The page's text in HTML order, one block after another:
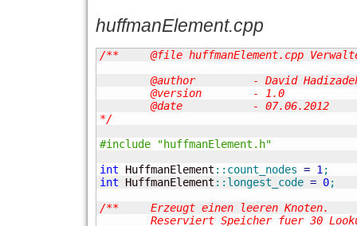
huffmanElement.cpp
/**	@file huffmanElement.cpp Verwalten von Huffman-Knoten und -Blaettern
	@author		- David Hadizadeh
	@version	- 1.0
	@date		- 07.06.2012
*/
#include "huffmanElement.h"
int HuffmanElement :: count_nodes = 1;
int HuffmanElement :: longest_code = 0;
/**	Erzeugt einen leeren Knoten.